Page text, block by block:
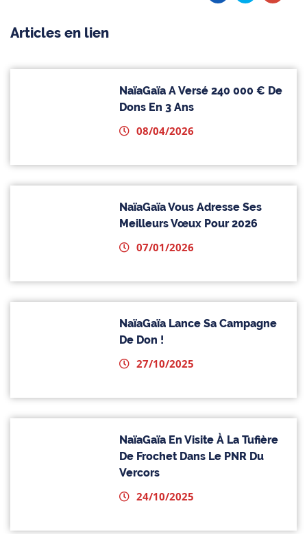
Articles en lien
NaïaGaïa A Versé 240 000 € De
Dons En 3 Ans
08/04/2026
NaïaGaïa Vous Adresse Ses
Meilleurs Vœux Pour 2026
07/01/2026
NaïaGaïa Lance Sa Campagne
De Don !
27/10/2025
NaïaGaïa En Visite À La Tufière
De Frochet Dans Le PNR Du
Vercors
24/10/2025